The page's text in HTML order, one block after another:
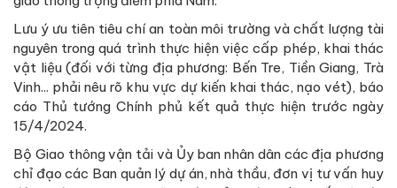
Lưu ý ưu tiên tiêu chí an toàn môi trường và chất lượng tài
nguyên trong quá trình thực hiện việc cấp phép, khai thác
vật liệu (đối với từng địa phương: Bến Tre, Tiền Giang, Trà
Vinh... phải nêu rõ khu vực dự kiến khai thác, nạo vét), báo
cáo Thủ tướng Chính phủ kết quả thực hiện trước ngày
15/4/2024.
Bộ Giao thông vận tải và Ủy ban nhân dân các địa phương
chỉ đạo các Ban quản lý dự án, nhà thầu, đơn vị tư vấn huy